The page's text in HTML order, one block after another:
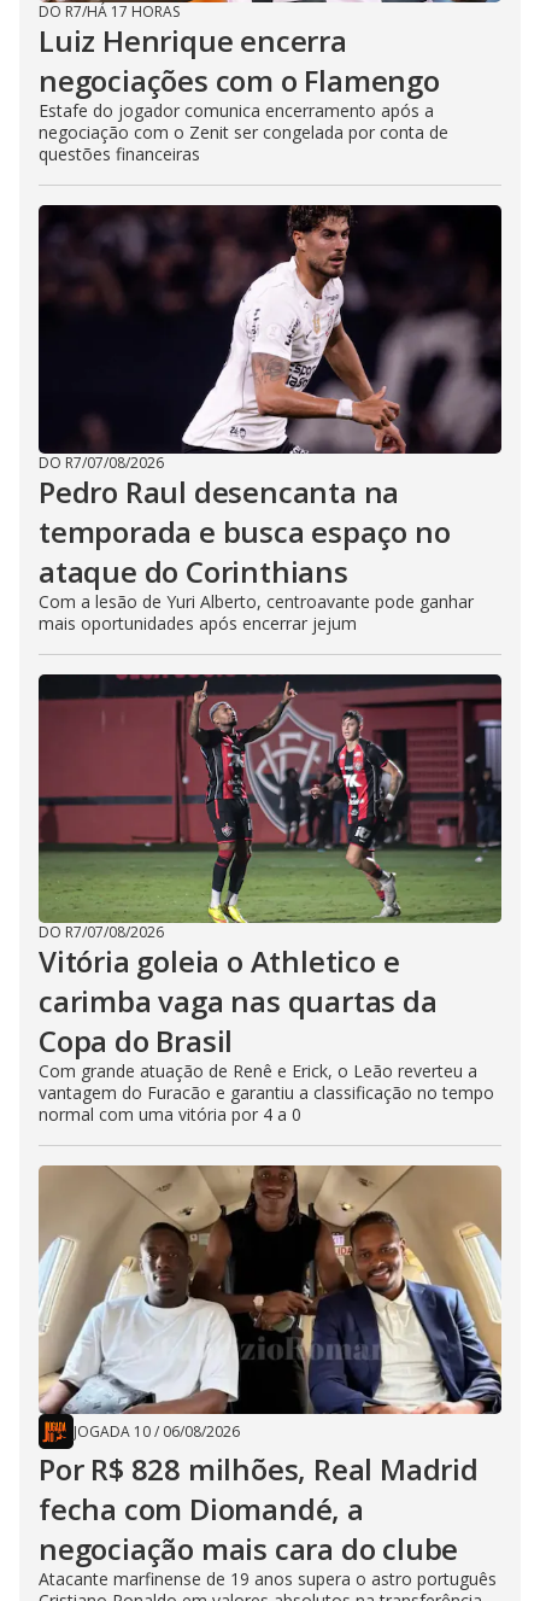
DO R7/HÁ 17 HORAS
Luiz Henrique encerra
negociações com o Flamengo
Estafe do jogador comunica encerramento após a
negociação com o Zenit ser congelada por conta de
questões financeiras
DO R7/07/08/2026
Pedro Raul desencanta na
temporada e busca espaço no
ataque do Corinthians
Com a lesão de Yuri Alberto, centroavante pode ganhar
mais oportunidades após encerrar jejum
DO R7/07/08/2026
Vitória goleia o Athletico e
carimba vaga nas quartas da
Copa do Brasil
Com grande atuação de Renê e Erick, o Leão reverteu a
vantagem do Furacão e garantiu a classificação no tempo
normal com uma vitória por 4 a 0
JOGADA 10/ 06/08/2026
Por R$ 828 milhões, Real Madrid
fecha com Diomandé, a
negociação mais cara do clube
Atacante marfinense de 19 anos supera o astro português